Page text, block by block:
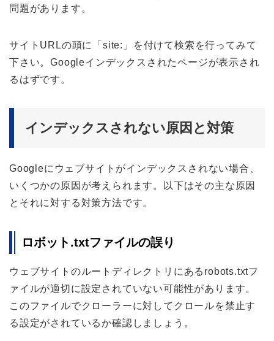
問題があります。
サイトURLの頭に「site:」を付けて検索を行ってみて
下さい。Googleインデックスされたページが表示され
るはずです。
インデックスされない原因と対策
Googleにウェブサイトがインデックスされない場合、
いくつかの原因が考えられます。以下はその主な原因
とそれに対する対策方法です。
ロボット.txtファイルの誤り
ウェブサイトのルートディレクトリにあるrobots.txtフ
ァイルが適切に設定されていない可能性があります。
このファイルでクローラーに対してクロールを禁止す
る設定がされているか確認しましょう。